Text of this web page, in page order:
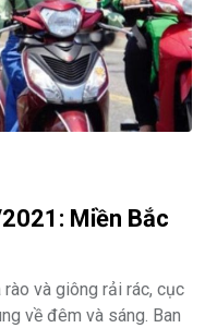
Miền Bắc
và giông rải rác, cục
về đêm và sáng. Ban